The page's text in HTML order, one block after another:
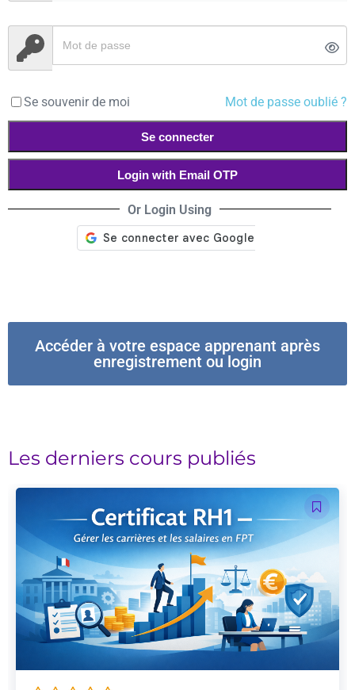
Se souvenir de moi Mot de passe oublié ?
Se connecter
Login with Email OTP
Or Login Using
Accéder à votre espace apprenant après
enregistrement ou login
Les derniers cours publiés